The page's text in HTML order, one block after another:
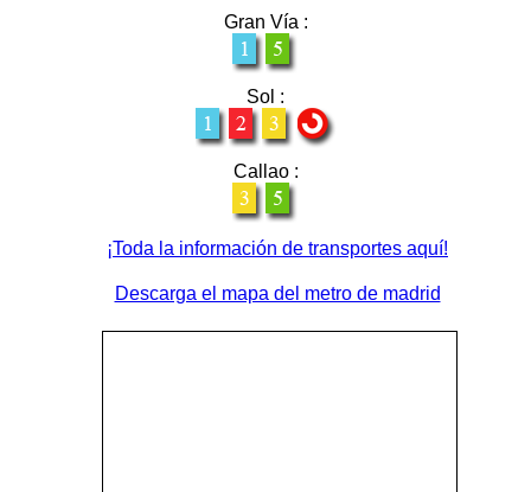
Gran Vía :
Sol :
Callao :
¡Toda la información de transportes aquí!
Descarga el mapa del metro de madrid